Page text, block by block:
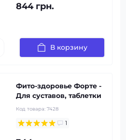
844 грн.
В корзину
Фито-здоровье Форте -
Для суставов, таблетки
Код товара: 7428
1